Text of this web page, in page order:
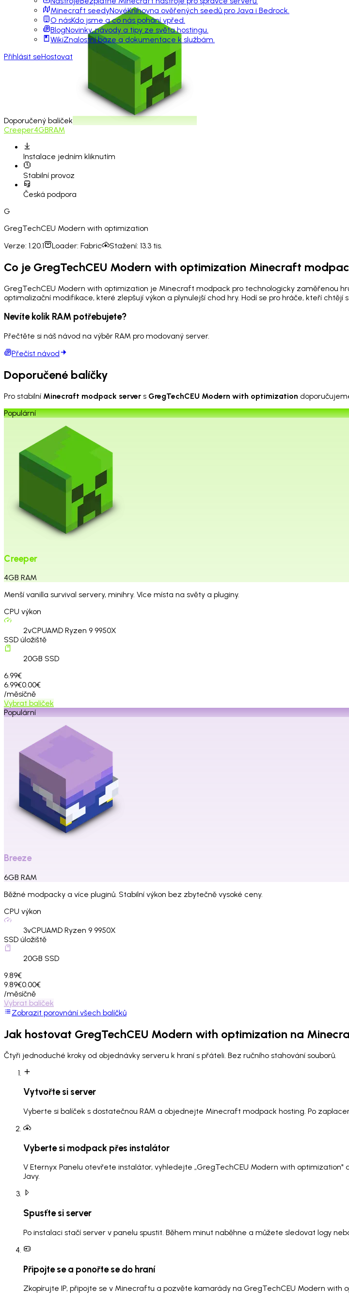
Minecraft seedyNovéKnihovna ověřených seedů pro Java i Bedrock.
O násKdo jsme a co nás pohání vpřed.
BlogNovinky, návody a tipy ze světa hostingu.
WikiZnalostní báze a dokumentace k službám.
Přihlásit seHostovat
Doporučený balíček
Creeper4GBRAM
Instalace jedním kliknutím
Stabilní provoz
Česká podpora
G
GregTechCEU Modern with optimization
Verze: 1.20.1 Loader: Fabric Stažení: 13.3 tis.
Co je GregTechCEU Modern with optimization Minecraft
GregTechCEU Modern with optimization je Minecraft modpack pro technologicky zaměřenou hru
optimalizační modifikace, které zlepšují výkon a plynulejší chod hry. Hodí se pro hráče, kteří
Nevíte kolik RAM potřebujete?
Přečtěte si náš návod na výběr RAM pro modovaný server.
Přečíst návod
Doporučené balíčky
Pro stabilní Minecraft modpack server s GregTechCEU Modern with optimization
Populární
Creeper
4GB RAM
Menší vanilla survival servery, minihry. Více místa na světy a pluginy.
CPU výkon
2vCPUAMD Ryzen 9 9950X
SSD úložiště
20GB SSD
6.99€
6.99€0.00€
/měsíčně
Vybrat balíček
Populární
Breeze
6GB RAM
Běžné modpacky a více pluginů. Stabilní výkon bez zbytečně vysoké ceny.
CPU výkon
3vCPUAMD Ryzen 9 9950X
SSD úložiště
20GB SSD
9.89€
9.89€0.00€
/měsíčně
Vybrat balíček
Zobrazit porovnání všech balíčků
Jak hostovat GregTechCEU Modern with optimization na
Čtyři jednoduché kroky od objednávky serveru k hraní s přáteli. Bez ručního stahování souborů.
Vytvořte si server
Vyberte si balíček s dostatečnou RAM a objednejte Minecraft modpack hosting. Po
Vyberte si modpack přes instalátor
V Eternyx Panelu otevřete instalátor, vyhledejte „GregTechCEU Modern with
Javy.
Spusťte si server
Po instalaci stačí server v panelu spustit. Během minut naběhne a můžete sledovat logy
Připojte se a ponořte se do hraní
Zkopírujte IP, připojte se v Minecraftu a pozvěte kamarády na GregTechCEU Modern with